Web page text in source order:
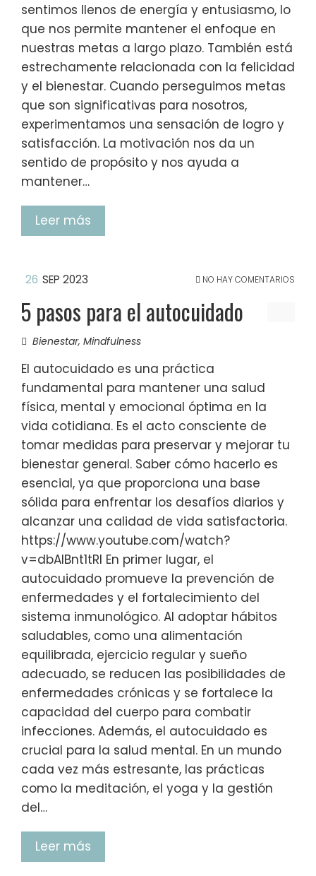
sentimos llenos de energía y entusiasmo, lo
que nos permite mantener el enfoque en
nuestras metas a largo plazo. También está
estrechamente relacionada con la felicidad
y el bienestar. Cuando perseguimos metas
que son significativas para nosotros,
experimentamos una sensación de logro y
satisfacción. La motivación nos da un
sentido de propósito y nos ayuda a
mantener…
Leer más
26 SEP 2023 NO HAY COMENTARIOS
5 pasos para el autocuidado
Bienestar, Mindfulness
El autocuidado es una práctica
fundamental para mantener una salud
física, mental y emocional óptima en la
vida cotidiana. Es el acto consciente de
tomar medidas para preservar y mejorar tu
bienestar general. Saber cómo hacerlo es
esencial, ya que proporciona una base
sólida para enfrentar los desafíos diarios y
alcanzar una calidad de vida satisfactoria.
https://www.youtube.com/watch?
v=dbAIBnt1tRI En primer lugar, el
autocuidado promueve la prevención de
enfermedades y el fortalecimiento del
sistema inmunológico. Al adoptar hábitos
saludables, como una alimentación
equilibrada, ejercicio regular y sueño
adecuado, se reducen las posibilidades de
enfermedades crónicas y se fortalece la
capacidad del cuerpo para combatir
infecciones. Además, el autocuidado es
crucial para la salud mental. En un mundo
cada vez más estresante, las prácticas
como la meditación, el yoga y la gestión
del…
Leer más